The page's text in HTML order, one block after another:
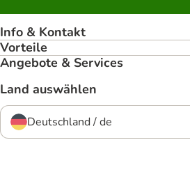
Info & Kontakt
Vorteile
Angebote & Services
Land auswählen
Deutschland / de